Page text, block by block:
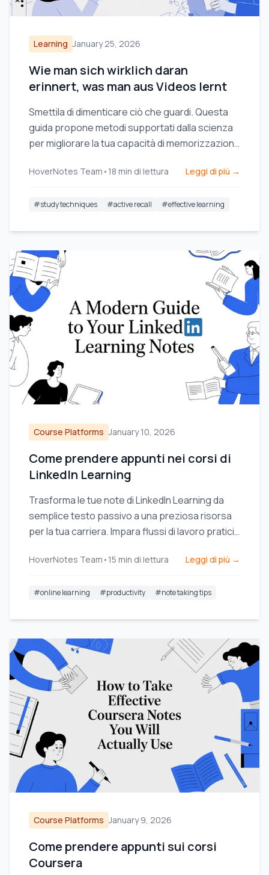
Learning January 25, 2026
Wie man sich wirklich daran
erinnert, was man aus Videos lernt
Smettila di dimenticare ciò che guardi. Questa
guida propone metodi supportati dalla scienza
per migliorare la tua capacità di memorizzazione
richiamo attivo e tecniche di presa di appunti più
HoverNotes Team • 18 min di lettura Leggi di più →
#study techniques #active recall #effective learning
Course Platforms January 10, 2026
Come prendere appunti nei corsi di
LinkedIn Learning
Trasforma le tue note di LinkedIn Learning da
semplice testo passivo a una preziosa risorsa
per la tua carriera. Impara flussi di lavoro pratici
le tue conoscenze.
HoverNotes Team • 15 min di lettura Leggi di più →
#online learning #productivity #note taking tips
Course Platforms January 9, 2026
Come prendere appunti sui corsi
Coursera